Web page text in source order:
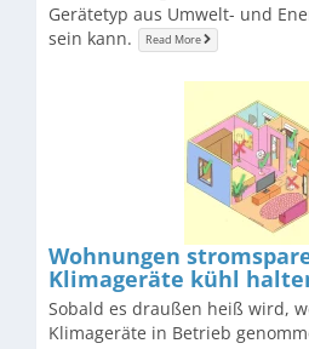
Gerätetyp aus Umwelt- und
sein kann.
Read More
Wohnungen
Klimageräte kühl
Sobald es draußen heiß wird,
Klimageräte in Betrieb